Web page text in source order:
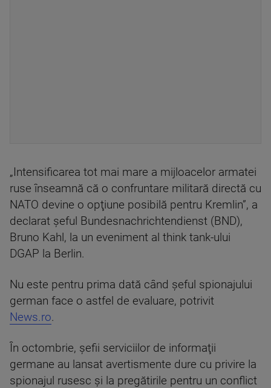
„Intensificarea tot mai mare a mijloacelor armatei
ruse înseamnă că o confruntare militară directă cu
NATO devine o opţiune posibilă pentru Kremlin”, a
declarat şeful Bundesnachrichtendienst (BND),
Bruno Kahl, la un eveniment al think tank-ului
DGAP la Berlin.
Nu este pentru prima dată când şeful spionajului
german face o astfel de evaluare, potrivit
News.ro.
În octombrie, şefii serviciilor de informaţii
germane au lansat avertismente dure cu privire la
spionajul rusesc şi la pregătirile pentru un conflict